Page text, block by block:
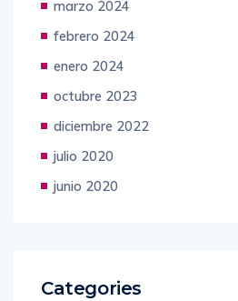
marzo 2024
febrero 2024
enero 2024
octubre 2023
diciembre 2022
julio 2020
junio 2020
Categories